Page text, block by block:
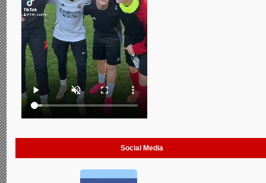
Social Media